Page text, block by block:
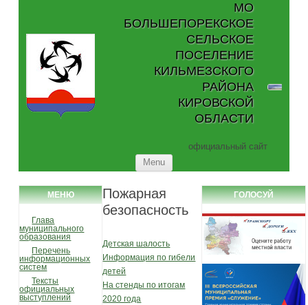
МО
БОЛЬШЕПОРЕКСКОЕ
СЕЛЬСКОЕ
ПОСЕЛЕНИЕ
КИЛЬМЕЗСКОГО
РАЙОНА
КИРОВСКОЙ
ОБЛАСТИ
официальный сайт
Menu
МЕНЮ
Глава
муниципального
образования
Перечень
информационных
систем
Тексты
официальных
выступлений
Пожарная
безопасность
Детская шалость
Информация по гибели
детей
На стенды по итогам
2020 года
ГОЛОСУЙ